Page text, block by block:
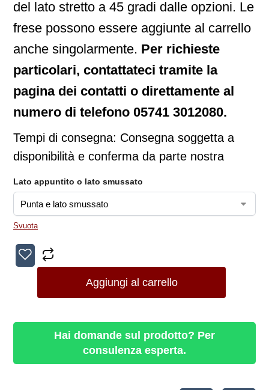
del lato stretto a 45 gradi dalle opzioni. Le
frese possono essere aggiunte al carrello
anche singolarmente. Per richieste
particolari, contattateci tramite la
pagina dei contatti o direttamente al
numero di telefono 05741 3012080.
Tempi di consegna: Consegna soggetta a
disponibilità e conferma da parte nostra
Lato appuntito o lato smussato
Svuota
Aggiungi al carrello
Hai domande sul prodotto? Per
consulenza esperta.